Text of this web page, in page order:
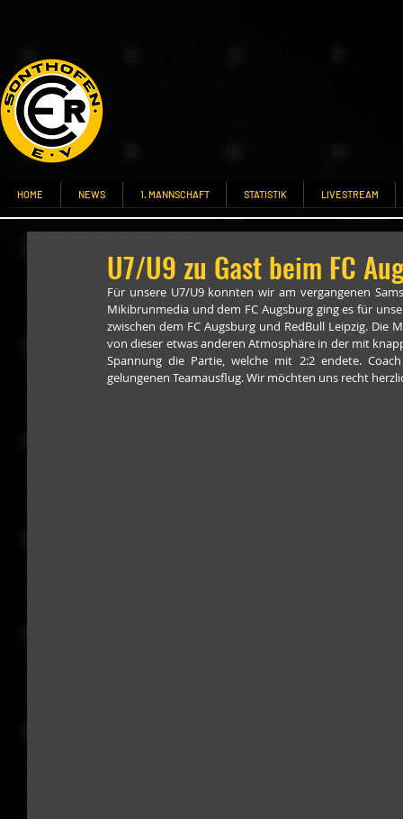
HOME NEWS 1. MANNSCHAFT STATISTIK LIVESTREAM
U7/U9 zu Gast beim FC
Für unsere U7/U9 konnten wir am vergangenen
Mikibrunmedia und dem FC Augsburg ging es für
zwischen dem FC Augsburg und RedBull Leipzig.
von dieser etwas anderen Atmosphäre in der mit
Spannung die Partie, welche mit 2:2 endete.
gelungenen Teamausflug. Wir möchten uns recht